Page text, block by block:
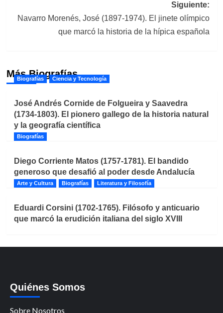
Siguiente:
Navarro Morenés, José (1897-1974). El jinete olímpico
que marcó la historia de la hípica española
Más Biografías
Biografías Ciencia y Tecnología
José Andrés Cornide de Folgueira y Saavedra
(1734-1803). El pionero gallego de la historia natural
y la geografía científica
Biografías
Diego Corriente Matos (1757-1781). El bandido
generoso que desafió al poder desde Andalucía
Arte y Cultura Biografías Literatura y Filosofía
Eduardi Corsini (1702-1765). Filósofo y anticuario
que marcó la erudición italiana del siglo XVIII
Quiénes Somos
Sobre Nosotros